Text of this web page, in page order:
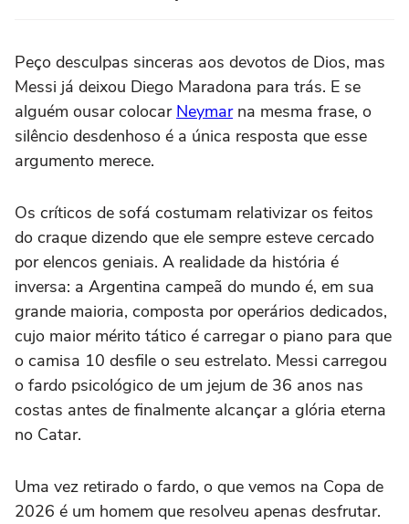
Peço desculpas sinceras aos devotos de Dios, mas
Messi já deixou Diego Maradona para trás. E se
alguém ousar colocar Neymarna mesma frase, o
silêncio desdenhoso é a única resposta que esse
argumento merece.
Os críticos de sofá costumam relativizar os feitos
do craque dizendo que ele sempre esteve cercado
por elencos geniais. A realidade da história é
inversa: a Argentina campeã do mundo é, em sua
grande maioria, composta por operários dedicados,
cujo maior mérito tático é carregar o piano para que
o camisa 10 desfile o seu estrelato. Messi carregou
o fardo psicológico de um jejum de 36 anos nas
costas antes de finalmente alcançar a glória eterna
no Catar.
Uma vez retirado o fardo, o que vemos na Copa de
2026 é um homem que resolveu apenas desfrutar.